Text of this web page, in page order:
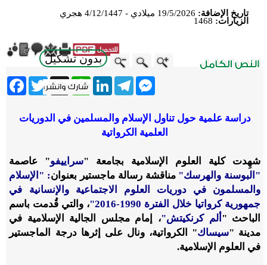
تاريخ الإضافة: 19/5/2026 ميلادي - 4/12/1447 هجري
الزيارات: 1468
بدون تشكيل
Twitter X
WhatsApp
LinkedInTelegram
Messenger
دراسة علمية حول تناول الإسلام والمسلمين في الدوريات
العلمية الكرواتية
شهِدت كلية العلوم الإسلامية بجامعة "سراييفو" عاصمة
"البوسنة والهرسك" مناقشة رسالة ماجستير بعنوان: "الإسلام
والمسلمون في دوريات العلوم الاجتماعية والإنسانية في
جمهورية كرواتيا خلال الفترة 1990-2016"
، والتي قُدمت باسم
الباحث " ألم كرنكيتش"، إمام مجلس الجالية الإسلامية في
مدينة "سيساك" الكرواتية، ونال على إثرها درجة الماجستير
في العلوم الإسلامية.